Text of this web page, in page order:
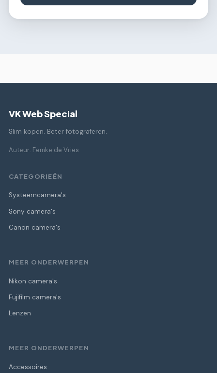
VK Web Special
Slim kopen. Beter fotograferen.
Auteur: Femke de Vries
CATEGORIEËN
Systeemcamera's
Sony camera's
Canon camera's
MEER ONDERWERPEN
Nikon camera's
Fujifilm camera's
Lenzen
MEER ONDERWERPEN
Accessoires